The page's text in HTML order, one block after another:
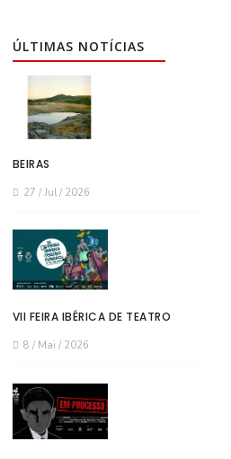
ÚLTIMAS NOTÍCIAS
BEIRAS
27 / Jul / 2026
VII FEIRA IBÉRICA DE TEATRO
8 / Mai / 2026